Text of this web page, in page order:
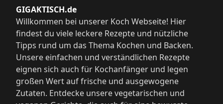
GIGAKTISCH.de
Willkommen bei unserer Koch Webseite! Hier
findest du viele leckere Rezepte und nützliche
Tipps rund um das Thema Kochen und Backen.
Unsere einfachen und verständlichen Rezepte
eignen sich auch für Kochanfänger und legen
großen Wert auf frische und ausgewogene
Zutaten. Entdecke unsere vegetarischen und